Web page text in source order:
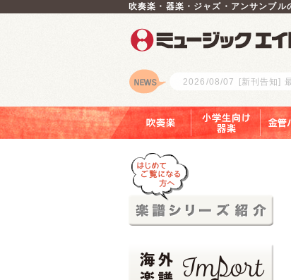
吹奏楽・器楽・ジャズ・アンサンブル
ロゴ
2026/08/07 [新刊告知]